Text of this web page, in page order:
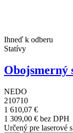
Ihneď k odberu
Statívy
Obojsmerný
NEDO
210710
1 610,07 €
1 309,00 € bez DPH
Určený pre laserové